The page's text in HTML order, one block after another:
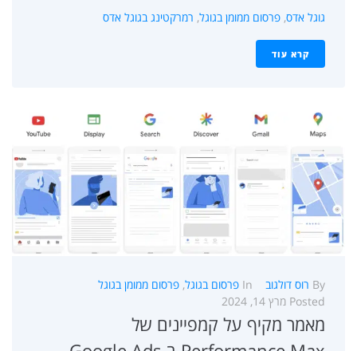
גוגל אדס, פרסום ממומן בגוגל, רמרקטינג בגוגל אדס
קרא עוד
By רוס דולגוב In פרסום בגוגל, פרסום ממומן בגוגל
Posted מרץ 14, 2024
מאמר מקיף על קמפיינים של